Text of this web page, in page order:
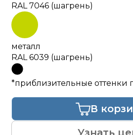
RAL 7046 (шагрень)
металл
RAL 6039 (шагрень)
*приблизительные оттенки
Узнать
В